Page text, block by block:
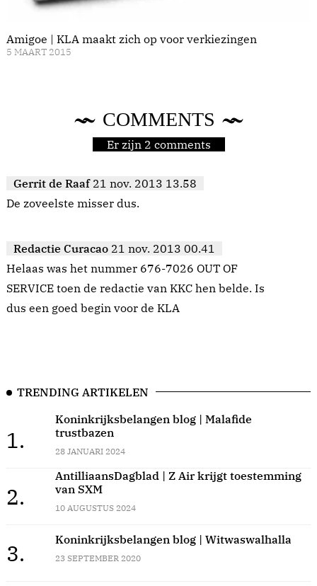
Amigoe | KLA maakt zich op voor verkiezingen
5 MAART 2015
COMMENTS
Er zijn 2 comments
Gerrit de Raaf 21 nov. 2013 13.58
De zoveelste misser dus.
Redactie Curacao 21 nov. 2013 00.41
Helaas was het nummer 676-7026 OUT OF
SERVICE toen de redactie van KKC hen belde. Is
dus een goed begin voor de KLA
TRENDING ARTIKELEN
1.
Koninkrijksbelangen blog | Malafide
trustbazen
28 JANUARI 2024
2.
AntilliaansDagblad | Z Air krijgt toestemming
van SXM
10 AUGUSTUS 2024
3.
Koninkrijksbelangen blog | Witwaswalhalla
23 SEPTEMBER 2020